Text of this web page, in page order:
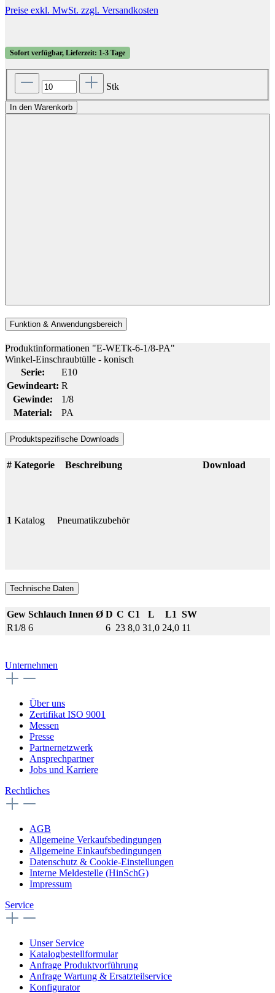
Preise exkl. MwSt. zzgl. Versandkosten
Sofort verfügbar, Lieferzeit: 1-3 Tage
Stk
In den Warenkorb
Funktion & Anwendungsbereich
Produktinformationen "E-WETk-6-1/8-PA"
Winkel-Einschraubtülle - konisch
Serie:
E10
Gewindeart: R
Gewinde:
1/8
Material:
PA
Produktspezifische Downloads
# Kategorie Beschreibung Download
1 Katalog Pneumatikzubehör
Technische Daten
Gew Schlauch Innen Ø D C C1 L L1 SW
R1/8 6 6 23 8,0 31,0 24,0 11
Unternehmen
Über uns
Zertifikat ISO 9001
Messen
Presse
Partnernetzwerk
Ansprechpartner
Jobs und Karriere
Rechtliches
AGB
Allgemeine Verkaufsbedingungen
Allgemeine Einkaufsbedingungen
Datenschutz & Cookie-Einstellungen
Interne Meldestelle (HinSchG)
Impressum
Service
Unser Service
Katalogbestellformular
Anfrage Produktvorführung
Anfrage Wartung & Ersatzteilservice
Konfigurator